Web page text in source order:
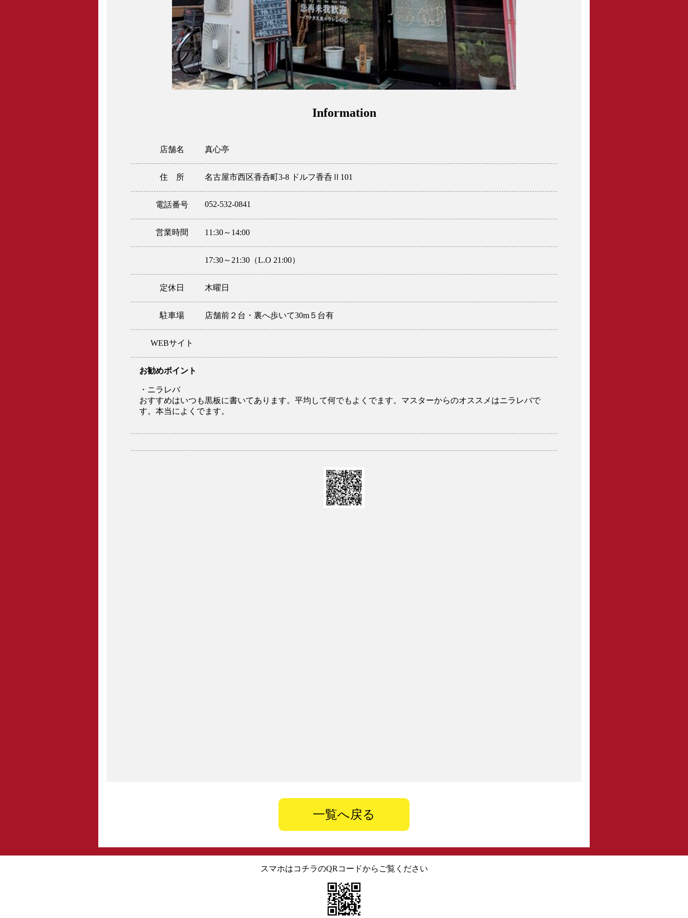
Information
店舗名 真心亭
住 所 名古屋市西区香呑町3-8 ドルフ香呑Ⅱ101
電話番号 052-532-0841
営業時間 11:30～14:00
17:30～21:30（L.O 21:00）
定休日 木曜日
駐車場 店舗前２台・裏へ歩いて30m５台有
WEBサイト
お勧めポイント
・ニラレバ
おすすめはいつも黒板に書いてあります。平均して何でもよくでます。マスターからのオススメはニラレバで
す。本当によくでます。
一覧へ戻る
スマホはコチラのQRコードからご覧ください